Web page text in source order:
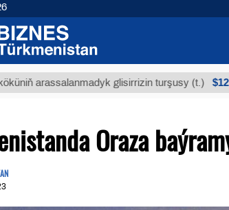
glisirrizin turşusy (t.) $12935,18
Oraza